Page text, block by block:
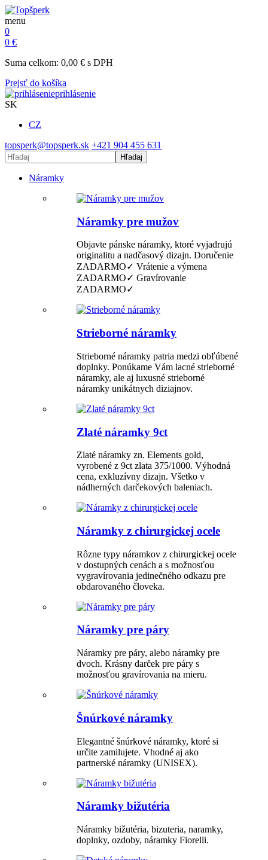
menu
0
0 €
Suma celkom: 0,00 € s DPH
Prejsť do košíka
prihlásenie
SK
CZ
topsperk@topsperk.sk +421 904 455 631
Hľadaj
Náramky
Náramky pre mužov
Objavte pánske náramky, ktoré vyjadrujú
originalitu a nadčasový dizajn. Doručenie
ZADARMO✓ Vrátenie a výmena
ZADARMO✓ Gravírovanie
ZADARMO✓
Strieborné náramky
Strieborné náramky patria medzi obľúbené
doplnky. Ponúkame Vám lacné strieborné
náramky, ale aj luxusné strieborné
náramky unikátnych diziajnov.
Zlaté náramky 9ct
Zlaté náramky zn. Elements gold,
vyrobené z 9ct zlata 375/1000. Výhodná
cena, exkluzívny dizajn. Všetko v
nádherných darčekových baleniach.
Náramky z chirurgickej ocele
Rôzne typy náramkov z chirurgickej ocele
v dostupných cenách a s možnosťou
vygravírovania jedinečného odkazu pre
obdarovaného človeka.
Náramky pre páry
Náramky pre páry, alebo náramky pre
dvoch. Krásny darček pre páry s
možnosťou gravírovania na mieru.
Šnúrkové náramky
Elegantné šnúrkové náramky, ktoré si
určite zamilujete. Vhodné aj ako
partnerské náramky (UNISEX).
Náramky bižutéria
Náramky bižutéria, bizuteria, naramky,
doplnky, ozdoby, náramky Fiorelli.